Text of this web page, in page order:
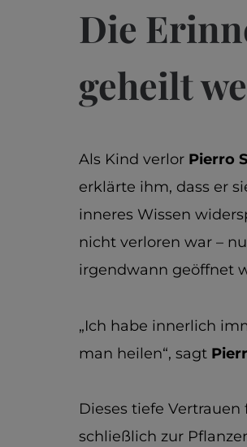
Die
geheilt
Als Kind verlor Pierro
erklärte ihm, dass er
inneres Wissen
nicht verloren war –
irgendwann geöffnet
„Ich habe innerlich
man heilen“, sagt
Dieses tiefe
schließlich zur